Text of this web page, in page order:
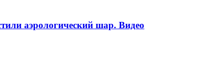
аэрологический шар. Видео